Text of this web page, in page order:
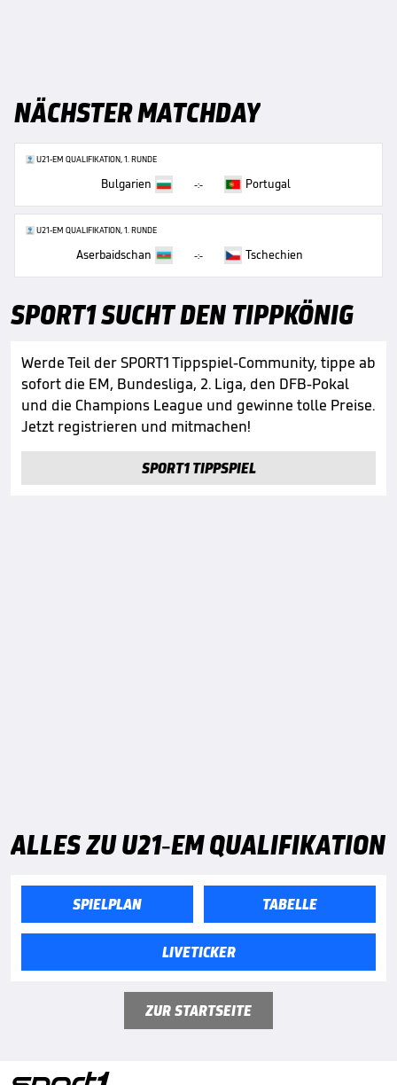
NÄCHSTER MATCHDAY
U21-EM QUALIFIKATION, 1. RUNDE
Bulgarien -:- Portugal
U21-EM QUALIFIKATION, 1. RUNDE
Aserbaidschan -:- Tschechien
SPORT1 SUCHT DEN TIPPKÖNIG
Werde Teil der SPORT1 Tippspiel-Community, tippe ab
sofort die EM, Bundesliga, 2. Liga, den DFB-Pokal
und die Champions League und gewinne tolle Preise.
Jetzt registrieren und mitmachen!
SPORT1 TIPPSPIEL
ALLES ZU U21-EM QUALIFIKATION
SPIELPLAN TABELLE
LIVETICKER
ZUR STARTSEITE